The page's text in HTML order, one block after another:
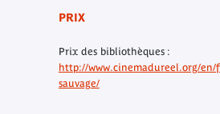
PRIX
Prix des bibliothèques :
http://www.cinemadureel.org/en/
sauvage/